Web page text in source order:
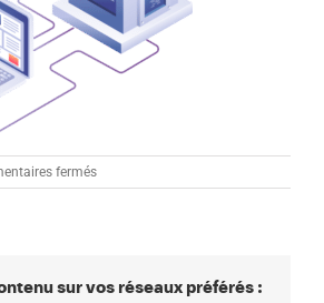
ferméssur
hosting-
sur vos réseaux préférés :